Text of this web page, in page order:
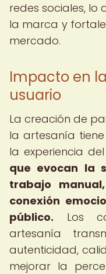
redes sociales, lo
la marca y
mercado.
Impacto en
usuario
La creación de
la artesanía
la experiencia
que evocan la
trabajo
conexión
público. Los
artesanía
autenticidad,
mejorar la